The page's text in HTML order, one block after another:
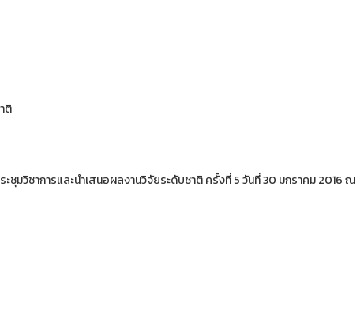
ติ
ะชุมวิชาการและนำเสนอผลงานวิจัยระดับชาติ ครั้งที่ 5 วันที่ 30 มกราคม 2016 ณ